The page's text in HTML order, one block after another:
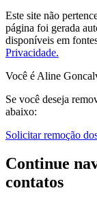
Este site não
página foi gerada
disponíveis em
Privacidade.
Você é Aline
Se você deseja
abaixo:
Solicitar remoção
Continue
contatos